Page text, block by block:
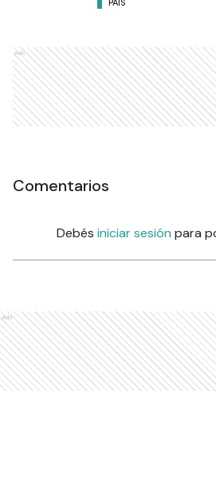
Ads
Comentarios
Debés iniciar sesión para
Ads